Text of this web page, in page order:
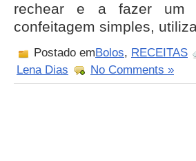
rechear e a fazer um
confeitagem simples,
Postado emBolos, RECEITAS
Lena Dias
No Comments »